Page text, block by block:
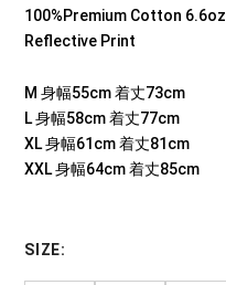
100%Premium Cotton 6.6oz
Reflective Print
M 身幅55cm 着丈73cm
L 身幅58cm 着丈77cm
XL 身幅61cm 着丈81cm
XXL 身幅64cm 着丈85cm
SIZE: